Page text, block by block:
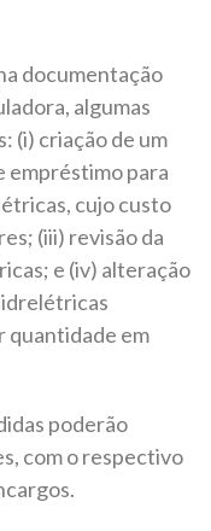
documentação
algumas
(i) criação de um
empréstimo para
cujo custo
(iii) revisão da
e (iv) alteração
quantidade em
poderão
com o respectivo